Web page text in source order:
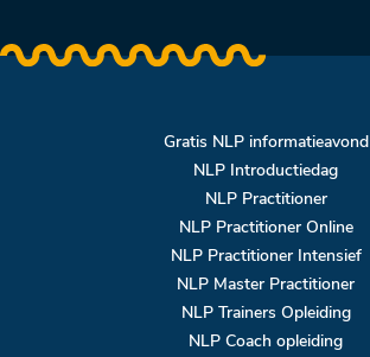
Gratis NLP informatieavond
NLP Introductiedag
NLP Practitioner
NLP Practitioner Online
NLP Practitioner Intensief
NLP Master Practitioner
NLP Trainers Opleiding
NLP Coach opleiding